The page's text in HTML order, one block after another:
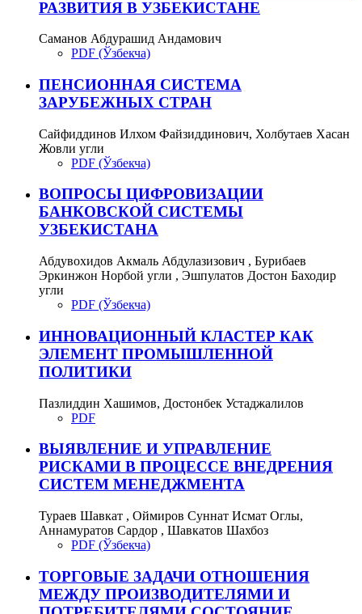
РАЗВИТИЯ В УЗБЕКИСТАНЕ
Саманов Абдурашид Андамович
PDF (Ўзбекча)
ПЕНСИОННАЯ СИСТЕМА
ЗАРУБЕЖНЫХ СТРАН
Сайфиддинов Илхом Файзиддинович, Холбутаев Хасан
Жовли угли
PDF (Ўзбекча)
ВОПРОСЫ ЦИФРОВИЗАЦИИ
БАНКОВСКОЙ СИСТЕМЫ
УЗБЕКИСТАНА
Абдувохидов Акмаль Абдулазизович , Бурибаев
Эркинжон Норбой угли , Эшпулатов Достон Баходир
угли
PDF (Ўзбекча)
ИННОВАЦИОННЫЙ КЛАСТЕР КАК
ЭЛЕМЕНТ ПРОМЫШЛЕННОЙ
ПОЛИТИКИ
Пазлиддин Хашимов, Достонбек Устаджалилов
PDF
ВЫЯВЛЕНИЕ И УПРАВЛЕНИЕ
РИСКАМИ В ПРОЦЕССЕ ВНЕДРЕНИЯ
СИСТЕМ МЕНЕДЖМЕНТА
Тураев Шавкат , Оймиров Суннат Исмат Оглы,
Аннамуратов Сардор , Шавкатов Шахбоз
PDF (Ўзбекча)
ТОРГОВЫЕ ЗАДАЧИ ОТНОШЕНИЯ
МЕЖДУ ПРОИЗВОДИТЕЛЯМИ И